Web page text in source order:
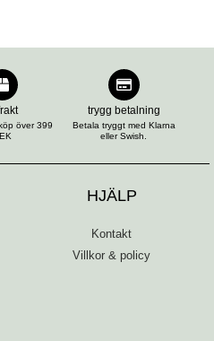
över 399
trygg betalning
Betala tryggt med Klarna
eller Swish.
HJÄLP
Kontakt
Villkor & policy